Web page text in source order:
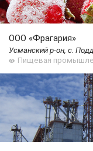
ООО «Фрагария»
Усманский р-он, с.
Пищевая